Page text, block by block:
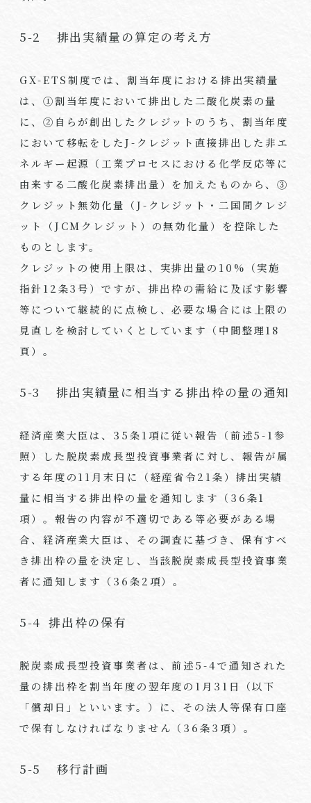
5-2 排出実績量の算定の考え方
GX-ETS制度では、割当年度における排出実績量
は、①割当年度において排出した二酸化炭素の量
に、②自らが創出したクレジットのうち、割当年度
において移転をしたJ-クレジット直接排出した非エ
ネルギー起源（工業プロセスにおける化学反応等に
由来する二酸化炭素排出量）を加えたものから、③
クレジット無効化量（J-クレジット・二国間クレジ
ット（JCMクレジット）の無効化量）を控除した
ものとします。
クレジットの使用上限は、実排出量の10%（実施
指針12条3号）ですが、排出枠の需給に及ぼす影響
等について継続的に点検し、必要な場合には上限の
見直しを検討していくとしています（中間整理18
頁）。
5-3 排出実績量に相当する排出枠の量の通知
経済産業大臣は、35条1項に従い報告（前述5-1参
照）した脱炭素成長型投資事業者に対し、報告が属
する年度の11月末日に（経産省令21条）排出実績
量に相当する排出枠の量を通知します（36条1
項）。報告の内容が不適切である等必要がある場
合、経済産業大臣は、その調査に基づき、保有すべ
き排出枠の量を決定し、当該脱炭素成長型投資事業
者に通知します（36条2項）。
5-4排出枠の保有
脱炭素成長型投資事業者は、前述5-4で通知された
量の排出枠を割当年度の翌年度の1月31日（以下
「償却日」といいます。）に、その法人等保有口座
で保有しなければなりません（36条3項）。
5-5 移行計画